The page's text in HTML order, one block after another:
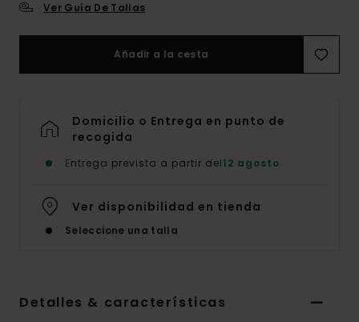
Ver Guía De Tallas
Añadir a la cesta
Domicilio o Entrega en punto de
recogida
Entrega prevista a partir del12 agosto
Ver disponibilidad en tienda
Seleccione una talla
Detalles & características